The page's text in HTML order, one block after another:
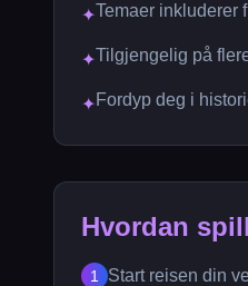
✦Temaer inkluderer
✦Tilgjengelig på
✦Fordyp deg i
Hvordan
1 Start reisen din